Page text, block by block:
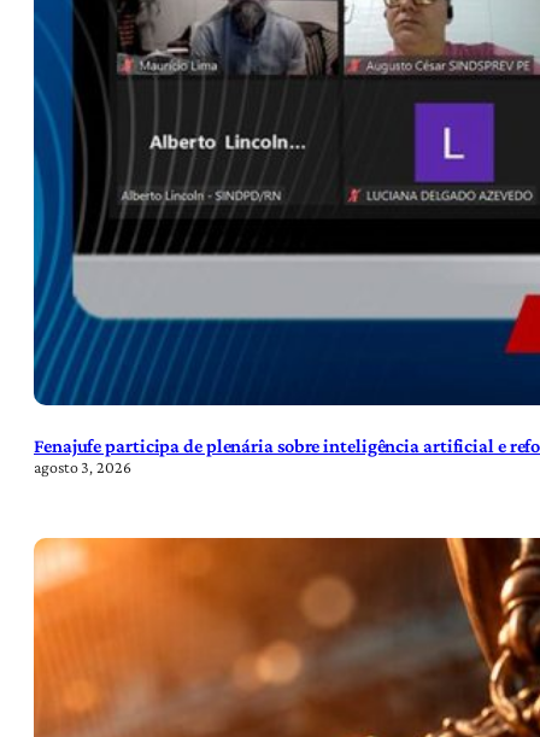
Fenajufe participa de plenária sobre inteligência artificial e
agosto 3, 2026